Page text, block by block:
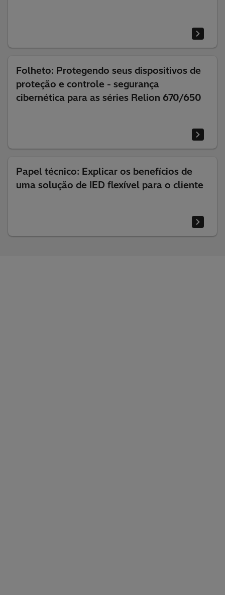
Folheto: Protegendo seus dispositivos de
proteção e controle - segurança
cibernética para as séries Relion 670/650
Papel técnico: Explicar os benefícios de
uma solução de IED flexível para o cliente